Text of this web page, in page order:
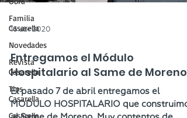
Familia
Casarella
Novedades
Revista
Casarella
Tips
Casarella
Casarella
16 abr 2020
Entregamos el Módulo
Hospitalario al Same de Moreno
El pasado 7 de abril entregamos el
MODULO HOSPITALARIO que